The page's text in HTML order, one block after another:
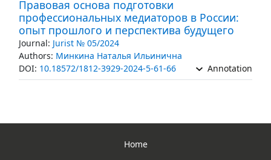
Правовая основа подготовки
профессиональных медиаторов в России:
опыт прошлого и перспектива будущего
Journal: Jurist № 05/2024
Authors: Минкина Наталья Ильинична
DOI: 10.18572/1812-3929-2024-5-61-66 Annotation
Home